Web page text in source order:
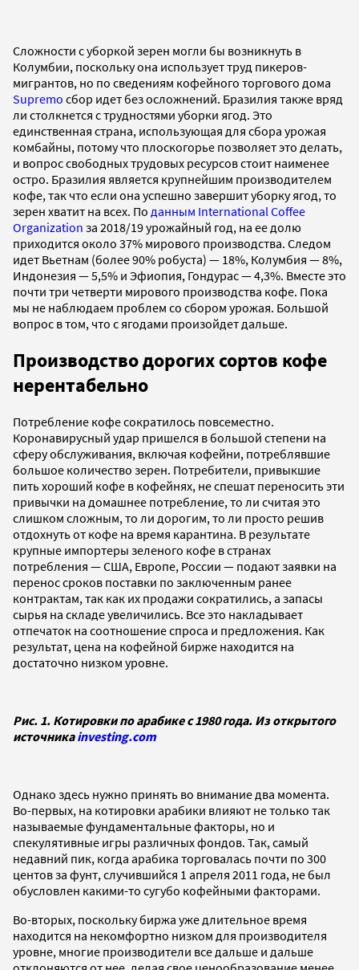
Сложности с уборкой зерен могли бы возникнуть в
Колумбии, поскольку она использует труд пикеров-
мигрантов, но по сведениям кофейного торгового дома
Supremo сбор идет без осложнений. Бразилия также вряд
ли столкнется с трудностями уборки ягод. Это
единственная страна, использующая для сбора урожая
комбайны, потому что плоскогорье позволяет это делать,
и вопрос свободных трудовых ресурсов стоит наименее
остро. Бразилия является крупнейшим производителем
кофе, так что если она успешно завершит уборку ягод, то
зерен хватит на всех. По данным International Coffee
Organization за 2018/19 урожайный год, на ее долю
приходится около 37% мирового производства. Следом
идет Вьетнам (более 90% робуста) — 18%, Колумбия — 8%,
Индонезия — 5,5% и Эфиопия, Гондурас — 4,3%. Вместе это
почти три четверти мирового производства кофе. Пока
мы не наблюдаем проблем со сбором урожая. Большой
вопрос в том, что с ягодами произойдет дальше.
Производство дорогих сортов кофе
нерентабельно
Потребление кофе сократилось повсеместно.
Коронавирусный удар пришелся в большой степени на
сферу обслуживания, включая кофейни, потреблявшие
большое количество зерен. Потребители, привыкшие
пить хороший кофе в кофейнях, не спешат переносить эти
привычки на домашнее потребление, то ли считая это
слишком сложным, то ли дорогим, то ли просто решив
отдохнуть от кофе на время карантина. В результате
крупные импортеры зеленого кофе в странах
потребления — США, Европе, России — подают заявки на
перенос сроков поставки по заключенным ранее
контрактам, так как их продажи сократились, а запасы
сырья на складе увеличились. Все это накладывает
отпечаток на соотношение спроса и предложения. Как
результат, цена на кофейной бирже находится на
достаточно низком уровне.
Рис. 1. Котировки по арабике с 1980 года. Из открытого
источника investing.com
Однако здесь нужно принять во внимание два момента.
Во-первых, на котировки арабики влияют не только так
называемые фундаментальные факторы, но и
спекулятивные игры различных фондов. Так, самый
недавний пик, когда арабика торговалась почти по 300
центов за фунт, случившийся 1 апреля 2011 года, не был
обусловлен какими-то сугубо кофейными факторами.
Во-вторых, поскольку биржа уже длительное время
находится на некомфортно низком для производителя
уровне, многие производители все дальше и дальше